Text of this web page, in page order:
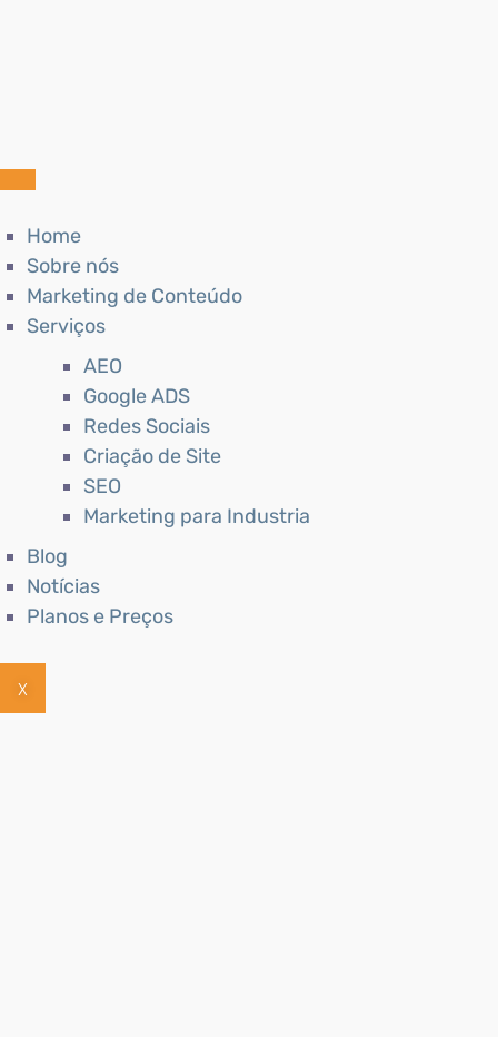
Home
Sobre nós
Marketing de Conteúdo
Serviços
AEO
Google ADS
Redes Sociais
Criação de Site
SEO
Marketing para Industria
Blog
Notícias
Planos e Preços
X